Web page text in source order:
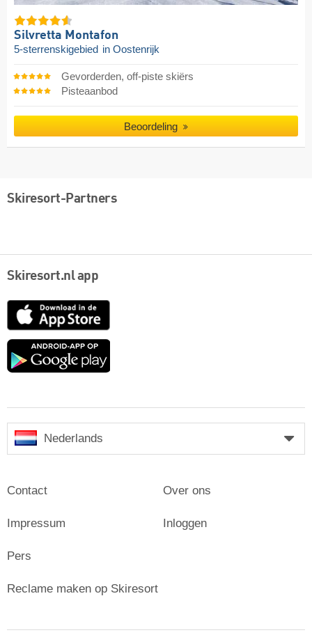
Silvretta Montafon
5-sterrenskigebied in Oostenrijk
Gevorderden, off-piste skiërs
Pisteaanbod
Beoordeling
Skiresort-Partners
Skiresort.nl app
App
Google
Nederlands
Contact
Impressum
Pers
Over ons
Inloggen
Reclame maken op Skiresort